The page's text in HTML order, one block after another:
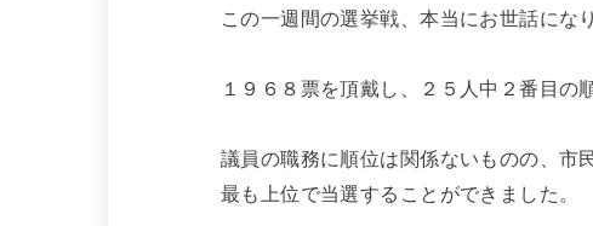
この一週間の選挙戦、本当にお世話にな
１９６８票を頂戴し、２５人中２番目の
議員の職務に順位は関係ないものの、市
最も上位で当選することができました。